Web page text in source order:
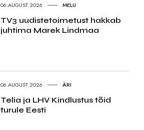
06.AUGUST 2026 MELU
TV3 uudistetoimetust hakkab
juhtima Marek Lindmaa
06.AUGUST 2026 ÄRI
Telia ja LHV Kindlustus tõid
turule Eesti